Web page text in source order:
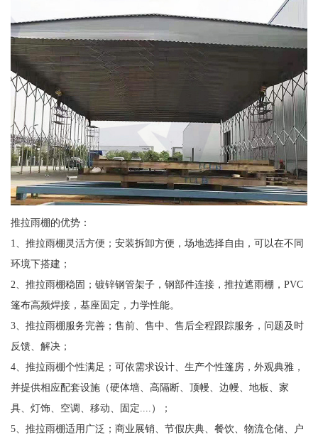
推拉雨棚的优势：
1、推拉雨棚灵活方便；安装拆卸方便，场地选择自由，可以在不同
环境下搭建；
2、推拉雨棚稳固；镀锌钢管架子，钢部件连接，推拉遮雨棚，PVC
篷布高频焊接，基座固定，力学性能。
3、推拉雨棚服务完善；售前、售中、售后全程跟踪服务，问题及时
反馈、解决；
4、推拉雨棚个性满足；可依需求设计、生产个性篷房，外观典雅，
并提供相应配套设施（硬体墙、高隔断、顶幔、边幔、地板、家
具、灯饰、空调、移动、固定....）；
5、推拉雨棚适用广泛；商业展销、节假庆典、餐饮、物流仓储、户